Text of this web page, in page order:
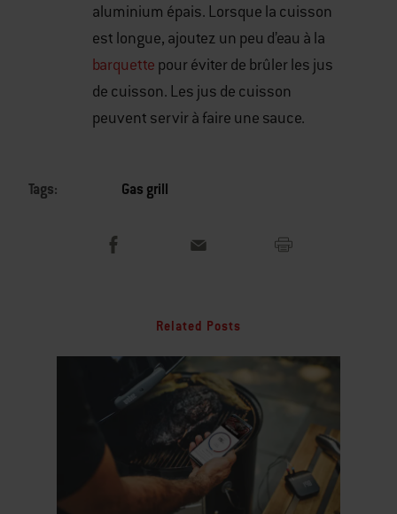
aluminium épais. Lorsque la cuisson
est longue, ajoutez un peu d’eau à la
barquette pour éviter de brûler les jus
de cuisson. Les jus de cuisson
peuvent servir à faire une sauce.
Tags: Gas grill
Related Posts